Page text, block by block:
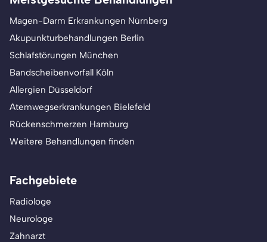
Magen-Darm Erkrankungen Nürnberg
Akupunkturbehandlungen Berlin
Schlafstörungen München
Bandscheibenvorfall Köln
Allergien Düsseldorf
Atemwegserkrankungen Bielefeld
Rückenschmerzen Hamburg
Weitere Behandlungen finden
Fachgebiete
Radiologe
Neurologe
Zahnarzt